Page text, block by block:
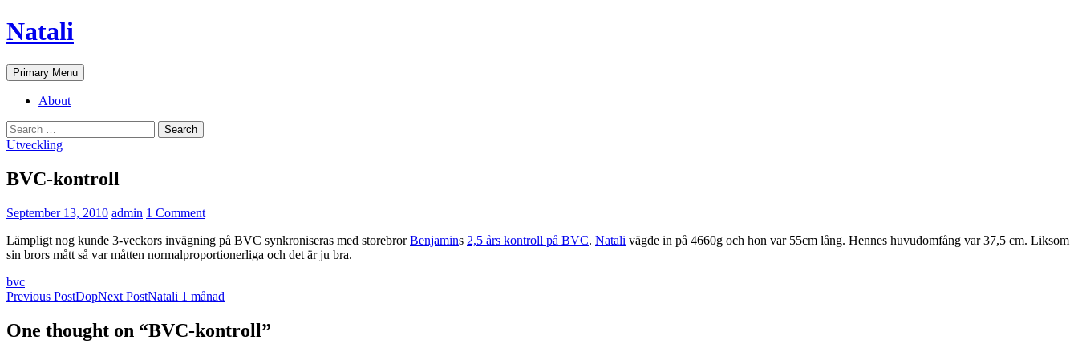
Skip
to
Natali
Search
Primary Menu
About
Search
for:
Utveckling
BVC-kontroll
September 13, 2010 admin 1 Comment
Lämpligt nog kunde 3-veckors invägning på BVC synkroniseras med storebrorBenjamins 2,5 års kontroll på BVC. Natali vägde in på 4660g och hon var 55cm lång. Hennes huvudomfång var 37,5 cm. Liksom
sin brors mått så var måtten normalproportionerliga och det är ju bra.
bvc
Post
navigation
Previous PostDopNext PostNatali 1 månad
One thought on “BVC-kontroll”